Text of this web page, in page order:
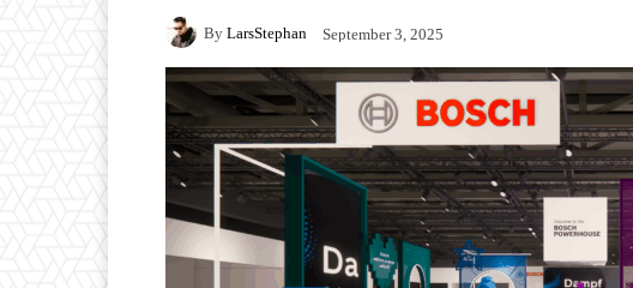
By LarsStephan September 3, 2025